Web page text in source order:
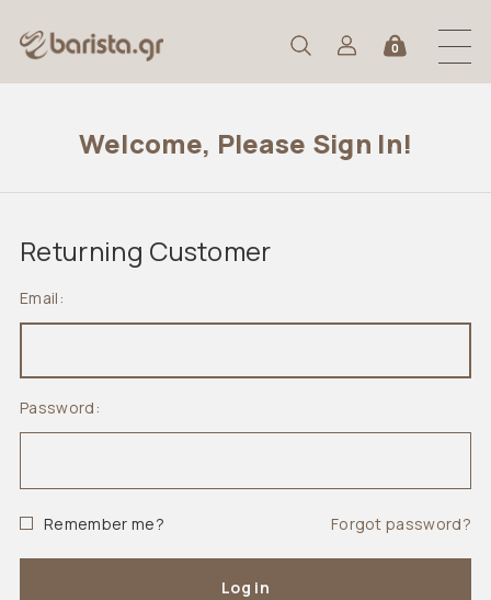
0
Welcome, Please Sign In!
Returning Customer
Email:
Password:
Remember me? Forgot password?
Log in